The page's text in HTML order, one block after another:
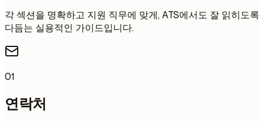
각 섹션을 명확하고 지원 직무에 맞게, ATS에서도 잘 읽히도록
다듬는 실용적인 가이드입니다.
01
연락처